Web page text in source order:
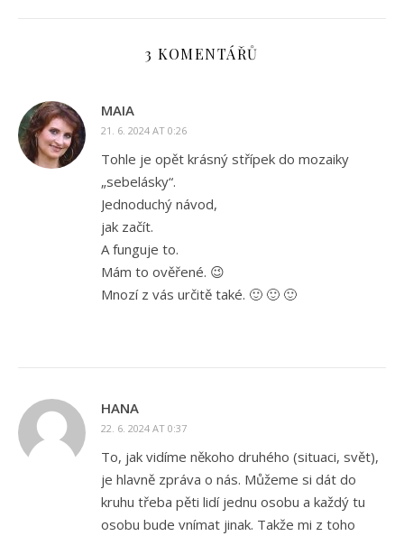
3 KOMENTÁŘŮ
MAIA
21. 6. 2024 AT 0:26
Tohle je opět krásný střípek do mozaiky
„sebelásky“.
Jednoduchý návod,
jak začít.
A funguje to.
Mám to ověřené. 😉
Mnozí z vás určitě také. 🙂 🙂 🙂
HANA
22. 6. 2024 AT 0:37
To, jak vidíme někoho druhého (situaci, svět),
je hlavně zpráva o nás. Můžeme si dát do
kruhu třeba pěti lidí jednu osobu a každý tu
osobu bude vnímat jinak. Takže mi z toho